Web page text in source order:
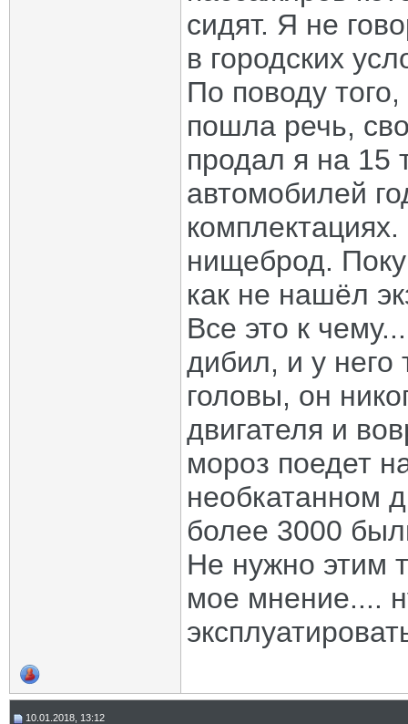
сидят. Я не
в городских
По поводу
пошла речь,
продал я на 15
автомобилей
нищеброд.
как не нашёл
Все это к
дибил, и у него
головы, он
двигателя и
мороз поедет
необкатанном
более 3000
Не нужно этим
мое мнение....
10.01.2018, 13:12